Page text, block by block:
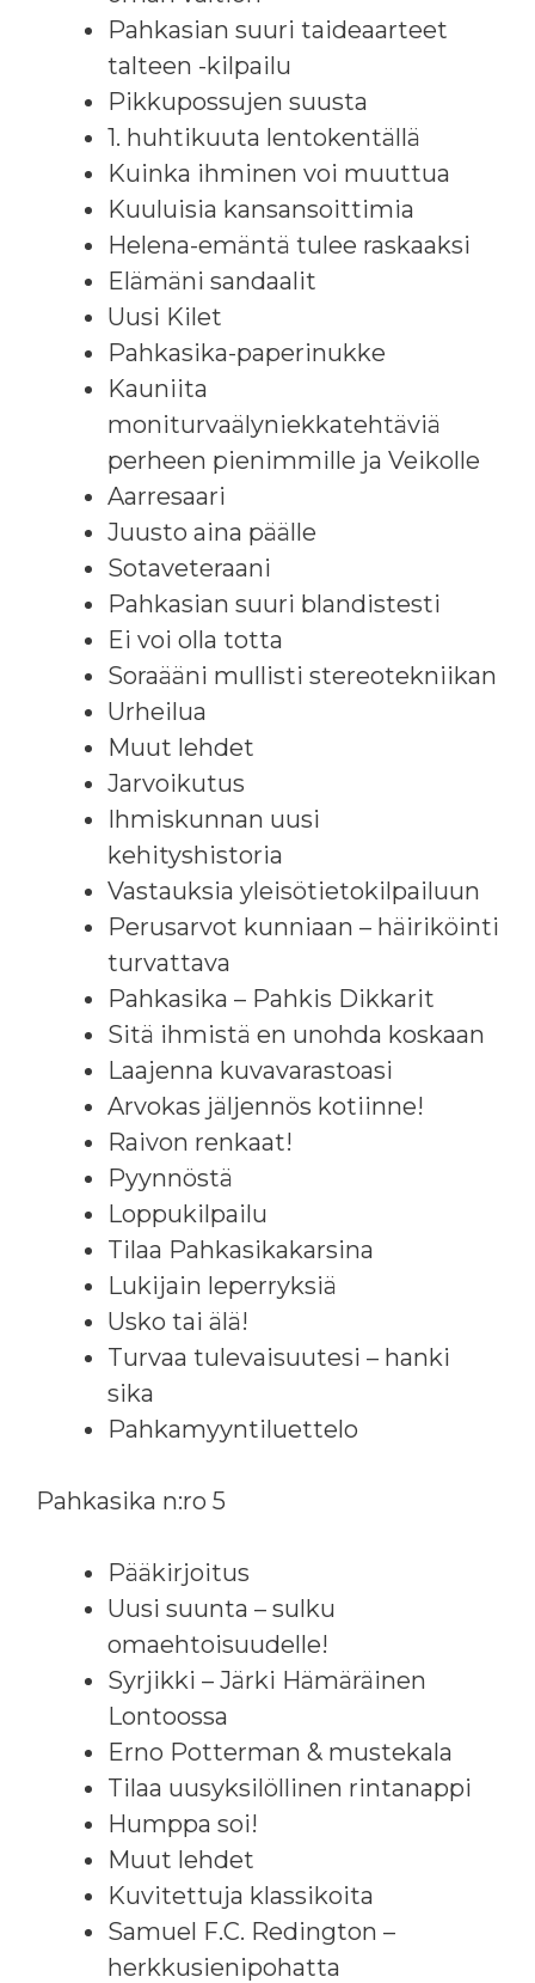
Pahkasian suuri taideaarteet
talteen -kilpailu
Pikkupossujen suusta
1. huhtikuuta lentokentällä
Kuinka ihminen voi muuttua
Kuuluisia kansansoittimia
Helena-emäntä tulee raskaaksi
Elämäni sandaalit
Uusi Kilet
Pahkasika-paperinukke
Kauniita
moniturvaälyniekkatehtäviä
perheen pienimmille ja Veikolle
Aarresaari
Juusto aina päälle
Sotaveteraani
Pahkasian suuri blandistesti
Ei voi olla totta
Soraääni mullisti stereotekniikan
Urheilua
Muut lehdet
Jarvoikutus
Ihmiskunnan uusi
kehityshistoria
Vastauksia yleisötietokilpailuun
Perusarvot kunniaan – häiriköinti
turvattava
Pahkasika – Pahkis Dikkarit
Sitä ihmistä en unohda koskaan
Laajenna kuvavarastoasi
Arvokas jäljennös kotiinne!
Raivon renkaat!
Pyynnöstä
Loppukilpailu
Tilaa Pahkasikakarsina
Lukijain leperryksiä
Usko tai älä!
Turvaa tulevaisuutesi – hanki
sika
Pahkamyyntiluettelo
Pahkasika n:ro 5
Pääkirjoitus
Uusi suunta – sulku
omaehtoisuudelle!
Syrjikki – Järki Hämäräinen
Lontoossa
Erno Potterman & mustekala
Tilaa uusyksilöllinen rintanappi
Humppa soi!
Muut lehdet
Kuvitettuja klassikoita
Samuel F.C. Redington –
herkkusienipohatta